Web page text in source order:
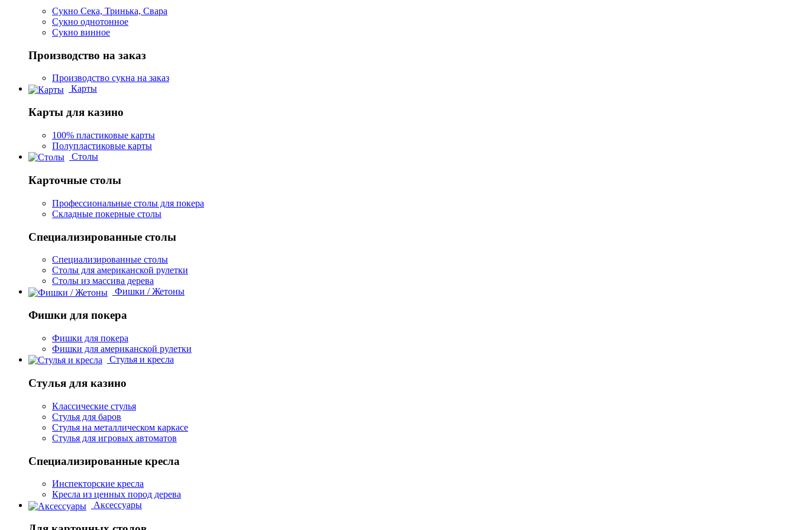
Сукно Сека, Тринька, Свара
Сукно однотонное
Сукно винное
Производство на заказ
Производство сукна на заказ
Карты
Карты для казино
100% пластиковые карты
Полупластиковые карты
Столы
Карточные столы
Профессиональные столы для покера
Складные покерные столы
Специализированные столы
Специализированные столы
Столы для американской рулетки
Столы из массива дерева
Фишки / Жетоны
Фишки для покера
Фишки для покера
Фишки для американской рулетки
Стулья и кресла
Стулья для казино
Классические стулья
Стулья для баров
Стулья на металлическом каркасе
Стулья для игровых автоматов
Специализированные кресла
Инспекторские кресла
Кресла из ценных пород дерева
Аксессуары